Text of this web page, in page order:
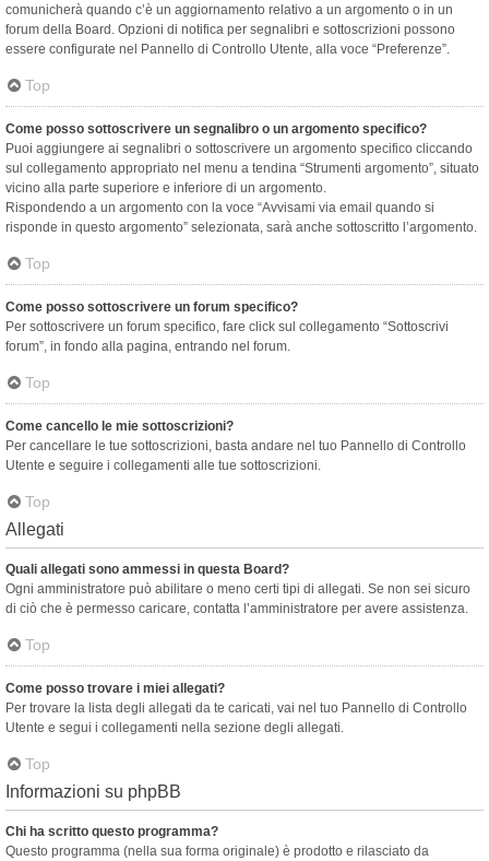
comunicherà quando c’è un aggiornamento relativo a un argomento o in un
forum della Board. Opzioni di notifica per segnalibri e sottoscrizioni possono
essere configurate nel Pannello di Controllo Utente, alla voce “Preferenze”.
Top
Come posso sottoscrivere un segnalibro o un argomento specifico?
Puoi aggiungere ai segnalibri o sottoscrivere un argomento specifico cliccando
sul collegamento appropriato nel menu a tendina “Strumenti argomento”, situato
vicino alla parte superiore e inferiore di un argomento.
Rispondendo a un argomento con la voce “Avvisami via email quando si
risponde in questo argomento” selezionata, sarà anche sottoscritto l’argomento.
Top
Come posso sottoscrivere un forum specifico?
Per sottoscrivere un forum specifico, fare click sul collegamento “Sottoscrivi
forum”, in fondo alla pagina, entrando nel forum.
Top
Come cancello le mie sottoscrizioni?
Per cancellare le tue sottoscrizioni, basta andare nel tuo Pannello di Controllo
Utente e seguire i collegamenti alle tue sottoscrizioni.
Top
Allegati
Quali allegati sono ammessi in questa Board?
Ogni amministratore può abilitare o meno certi tipi di allegati. Se non sei sicuro
di ciò che è permesso caricare, contatta l’amministratore per avere assistenza.
Top
Come posso trovare i miei allegati?
Per trovare la lista degli allegati da te caricati, vai nel tuo Pannello di Controllo
Utente e segui i collegamenti nella sezione degli allegati.
Top
Informazioni su phpBB
Chi ha scritto questo programma?
Questo programma (nella sua forma originale) è prodotto e rilasciato da